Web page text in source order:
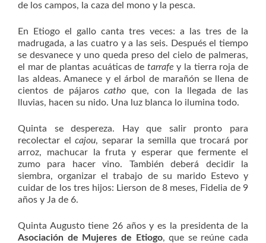
de los campos, la caza del mono y la pesca.
En Etiogo el gallo canta tres veces: a las tres de la
madrugada, a las cuatro y a las seis. Después el tiempo
se desvanece y uno queda preso del cielo de palmeras,
el mar de plantas acuáticas de tarrafe y la tierra roja de
las aldeas. Amanece y el árbol de marañón se llena de
cientos de pájaroscatho que, con la llegada de las
lluvias, hacen su nido. Una luz blanca lo ilumina todo.
Quinta se despereza. Hay que salir pronto para
recolectar elcajou, separar la semilla que trocará por
arroz, machucar la fruta y esperar que fermente el
zumo para hacer vino. También deberá decidir la
siembra, organizar el trabajo de su marido Estevo y
cuidar de los tres hijos: Lierson de 8 meses, Fidelia de 9
años y Ja de 6.
Quinta Augusto tiene 26 años y es la presidenta de la
Asociación de Mujeres de Etiogo, que se reúne cada